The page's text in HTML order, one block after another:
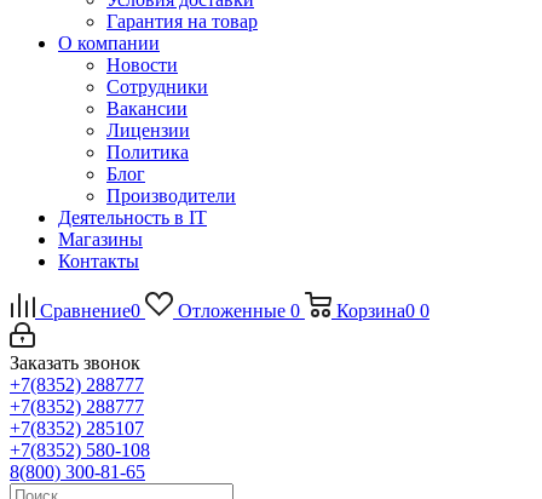
Гарантия на товар
О компании
Новости
Сотрудники
Вакансии
Лицензии
Политика
Блог
Производители
Деятельность в IT
Магазины
Контакты
Сравнение0 Отложенные 0 Корзина0 0
Заказать звонок
+7(8352) 288777
+7(8352) 288777
+7(8352) 285107
+7(8352) 580-108
8(800) 300-81-65